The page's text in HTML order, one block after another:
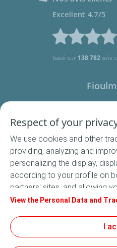
Excellent 4.7/5
basé sur 138 782avis
Nous
Conditions
Respect of your
We use cookies and other
providing, analyzing and
personalizing the display,
according to your profile on
partners' sites, and allowing
social media. In accordance
default. You can change your
by clicking on the "Manage
View the Personal Data and
I